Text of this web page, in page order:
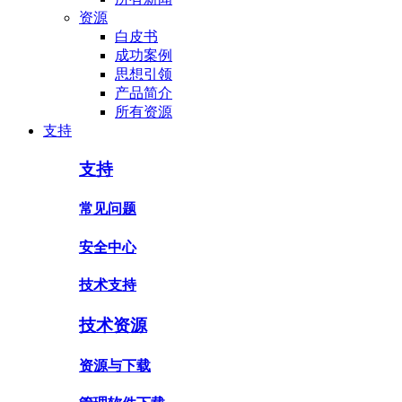
资源
白皮书
成功案例
思想引领
产品简介
所有资源
支持
支持
常见问题
安全中心
技术支持
技术资源
资源与下载